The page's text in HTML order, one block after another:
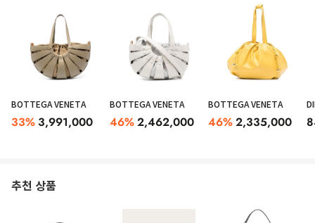
BOTTEGA VENETA
33% 3,991,000
BOTTEGA VENETA
46%2,462,000
BOTTEGA VENETA
46%2,335,000
추천 상품